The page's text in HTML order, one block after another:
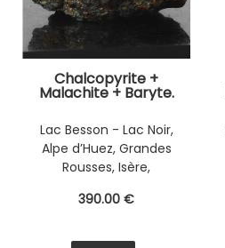
Chalcopyrite +
Malachite + Baryte.
Lac Besson - Lac Noir,
Alpe d’Huez, Grandes
Rousses, Isère,
Alpes, France
390.00 €